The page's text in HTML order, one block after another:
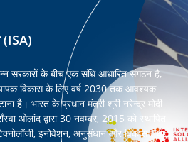
(ISA)
सरकारों के बीच एक संधि आधारित संगठन है,
विकास के लिए वर्ष 2030 तक आवश्‍यक
है। भारत के प्रधान मंत्री श्री नरेन्‍द्र मोदी
ओलांद द्वारा 30 नवम्‍बर, 2015 को स्‍थापित
इनोवेशन, अनुसंधान और विकास तथा